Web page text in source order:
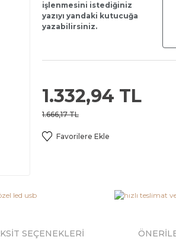
işlenmesini istediğiniz
yazıyı yandaki kutucuğa
yazabilirsiniz.
1.332,94 TL
1.666,17 TL
SEÇENEKLERİ